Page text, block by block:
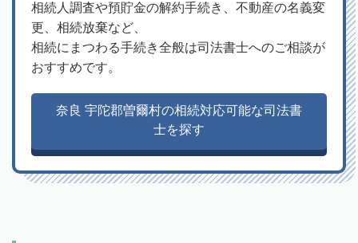
相続人調査や預貯金の解約手続き、不動産の名義変
更、相続放棄など、
相続にまつわる手続き全般は司法書士へのご相談が
おすすめです。
奈良 宇陀郡曽爾村の相続対応可能な司法書
士を探す